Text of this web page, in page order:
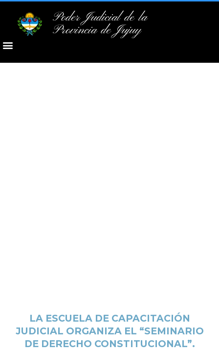
Poder Judicial de la
Provincia de Jujuy
LA ESCUELA DE CAPACITACIÓN
JUDICIAL ORGANIZA EL “SEMINARIO
DE DERECHO CONSTITUCIONAL”.